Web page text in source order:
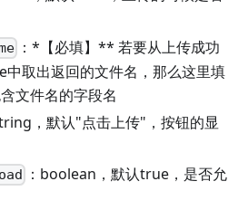
：*【必填】** 若要从上传成功
取出返回的文件名，那么这里填
文件名的字段名
，默认"点击上传"，按钮的显
：boolean，默认true，是否允